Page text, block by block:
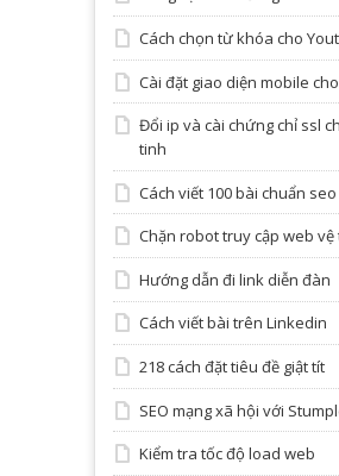
Cách chọn từ khóa cho
Cài đặt giao diện mobile
Đổi ip và cài chứng chỉ ssl
tinh
Cách viết 100 bài chuẩn seo
Chặn robot truy cập web vệ
Hướng dẫn đi link diễn đàn
Cách viết bài trên Linkedin
218 cách đặt tiêu đề giật tít
SEO mạng xã hội với
Kiểm tra tốc độ load web